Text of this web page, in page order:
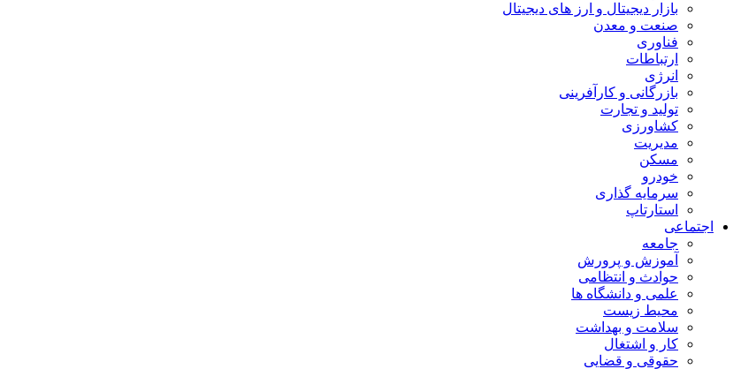
بازار دیجیتال و ارز های دیجیتال
صنعت و معدن
فناوری
ارتباطات
انرژی
بازرگانی و کارآفرینی
تولید و تجارت
کشاورزی
مدیریت
مسکن
خودرو
سرمایه گذاری
استارتاپ
اجتماعی
جامعه
آموزش و پرورش
حوادث و انتظامی
علمی و دانشگاه ها
محیط زیست
سلامت و بهداشت
کار و اشتغال
حقوقی و قضایی